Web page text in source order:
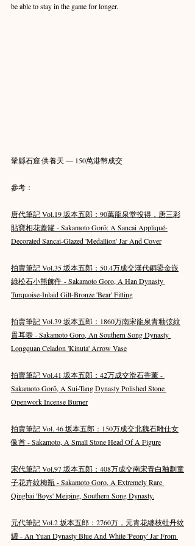
be able to stay in the game for longer.
鞏縣石窟 供養天 — 150萬港幣成交
參考：
唐代筆記 Vol.19 坂本五郎：90萬龍泉堂投得，唐三彩
貼寶相花蓋罐 - Sakamoto Gorō: A Sancai Appliqué-
Decorated Sancai-Glazed 'Medallion' Jar And Cover
拍賣筆記 Vol.35 坂本五郎：50.4万成交漢代銅鎏金嵌
綠松石小熊飾件 - Sakamoto Goro, A Han Dynasty
Turquoise-Inlaid Gilt-Bronze 'Bear' Fitting
拍賣筆記 Vol.39 坂本五郎：1860万南宋龍泉青釉弦紋
貫耳壺 - Sakamoto Goro, An Southern Song Dynasty
Longquan Celadon 'Kinuta' Arrow Vase
拍賣筆記 Vol.41 坂本五郎：42万成交滑石香薰 -
Sakamoto Gorō, A Sui-Tang Dynasty Polished Stone
Openwork Incense Burner
拍賣筆記 Vol. 46 坂本五郎：150万成交北魏石雕仕女
像首 - Sakamoto, A Small Stone Head Of A Figure
宋代筆記 Vol.97 坂本五郎：408万成交南宋青白釉劃童
子花卉紋梅瓶 - Sakamoto Goro, A Extremely Rare
Qingbai 'Boys' Meiping, Southern Song Dynasty.
元代筆記 Vol.2 坂本五郎：2760万，元青花纏枝牡丹紋
罐 - An Yuan Dynasty Blue And White 'Peony' Jar From